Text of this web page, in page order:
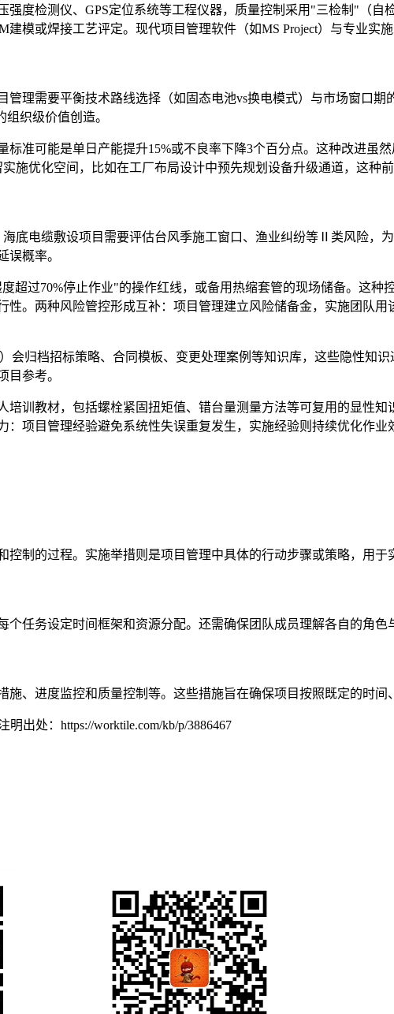
度检测仪、GPS定位系统等工程仪器，质量控制采用"三检制"（自
模或焊接工艺评定。现代项目管理软件（如MS Project）与专业实
理需要平衡技术路线选择（如固态电池vs换电模式）与市场窗口期
织级价值创造。
准可能是单日产能提升15%或不良率下降3个百分点。这种改进虽
施优化空间，比如在工厂布局设计中预先规划设备升级通道，这种
底电缆敷设项目需要评估台风季施工窗口、渔业纠纷等Ⅱ类风险，
误概率。
超过70%停止作业"的操作红线，或备用热缩套管的现场储备。这种
。两种风险管控形成互补：项目管理建立风险储备金，实施团队用
归档招标策略、合同模板、变更处理案例等知识库，这些隐性知识
目参考。
训教材，包括螺栓紧固扭矩值、错台量测量方法等可复用的显性知
项目管理经验避免系统性失误重复发生，实施经验则持续优化作业
制的过程。实施举措则是项目管理中具体的行动步骤或策略，用
任务设定时间框架和资源分配。还需确保团队成员理解各自的角色
、进度监控和质量控制等。这些措施旨在确保项目按照既定的时间
明出处： https://worktile.com/kb/p/3886467